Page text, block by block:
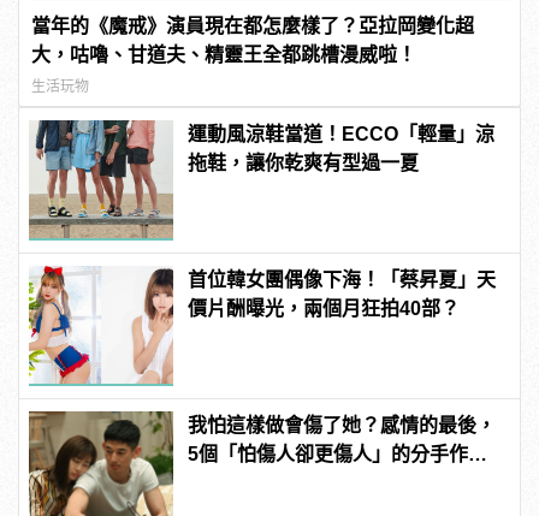
當年的《魔戒》演員現在都怎麼樣了？亞拉岡變化超
大，咕嚕、甘道夫、精靈王全都跳槽漫威啦！
生活玩物
運動風涼鞋當道！ECCO「輕量」涼
拖鞋，讓你乾爽有型過一夏
首位韓女團偶像下海！「蔡昇夏」天
價片酬曝光，兩個月狂拍40部？
我怕這樣做會傷了她？感情的最後，
5個「怕傷人卻更傷人」的分手作為 |